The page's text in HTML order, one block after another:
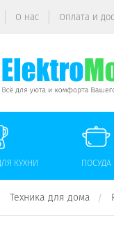
О нас Оплата и
КУХНИ ПОСУДА
Техника для дома